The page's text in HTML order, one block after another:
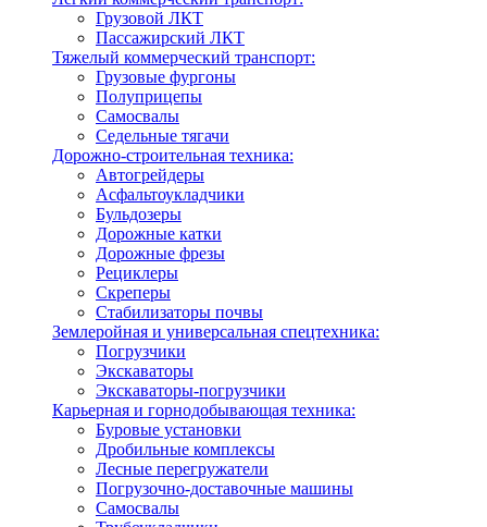
Грузовой ЛКТ
Пассажирский ЛКТ
Тяжелый коммерческий транспорт:
Грузовые фургоны
Полуприцепы
Самосвалы
Седельные тягачи
Дорожно-строительная техника:
Автогрейдеры
Асфальтоукладчики
Бульдозеры
Дорожные катки
Дорожные фрезы
Рециклеры
Скреперы
Стабилизаторы почвы
Землеройная и универсальная спецтехника:
Погрузчики
Экскаваторы
Экскаваторы-погрузчики
Карьерная и горнодобывающая техника:
Буровые установки
Дробильные комплексы
Лесные перегружатели
Погрузочно-доставочные машины
Самосвалы